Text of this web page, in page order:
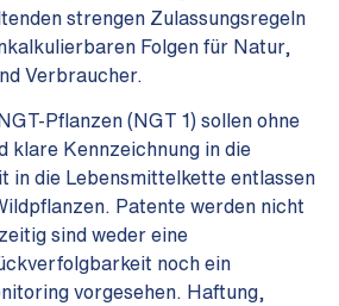
strengen Zulassungsregeln
Folgen für Natur,
Verbraucher.
Pflanzen (NGT 1) sollen ohne
klare Kennzeichnung in die
in die Lebensmittelkette entlassen
Patente werden nicht
sind weder eine
noch ein
vorgesehen. Haftung,